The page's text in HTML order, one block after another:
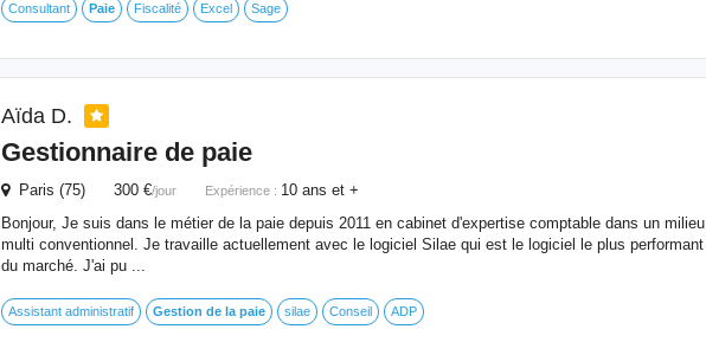
Consultant Paie Fiscalité Excel Sage
Aïda D.
Gestionnaire de paie
Paris (75) 300 €/jour Expérience : 10 ans et +
Bonjour, Je suis dans le métier de la paie depuis 2011 en cabinet d'expertise comptable dans un milieu
multi conventionnel. Je travaille actuellement avec le logiciel Silae qui est le logiciel le plus performant
du marché. J'ai pu ...
Assistant administratif Gestion de la paie silae Conseil ADP